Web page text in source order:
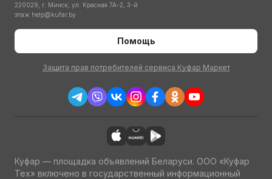
220029, г. Минск, ул. Красная 7А-2, 3-й
этаж help@kufar.by
Помощь
Защита прав потребителей сервиса Куфар Маркет
Куфар — площадка объявлений Беларуси. ООО «Куфар
Тех» включено в государственный информационный